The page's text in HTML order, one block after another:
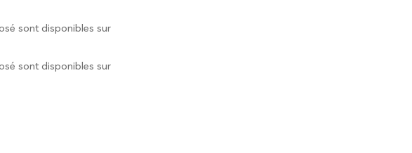
sont disponibles sur
sont disponibles sur